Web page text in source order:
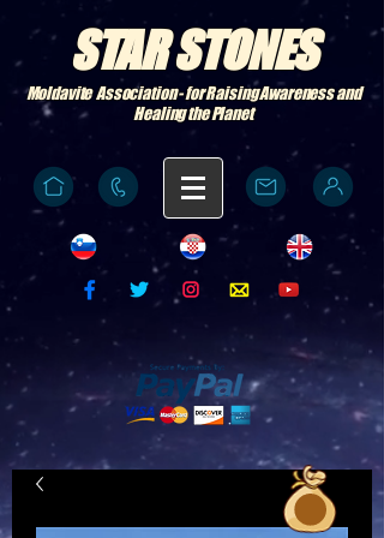
STAR STONES
Moldavite Association - for Raising Awareness and
Healing the Planet